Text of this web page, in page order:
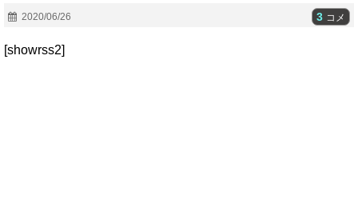
2020/06/26 3 コメ
[showrss2]